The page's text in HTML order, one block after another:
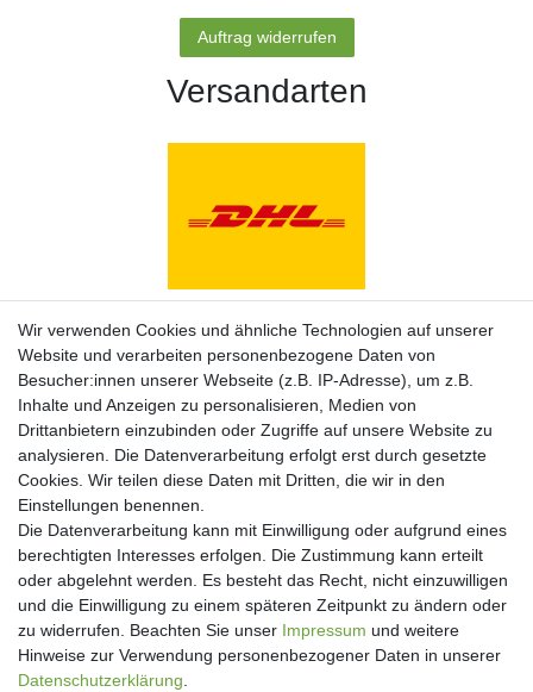
Auftrag widerrufen
Versandarten
Zahlungsarten
Newsletter
Newsletter
Wir verwenden Cookies und ähnliche Technologien auf unserer
Website und verarbeiten personenbezogene Daten von
Besucher:innen unserer Webseite (z.B. IP-Adresse), um z.B.
Inhalte und Anzeigen zu personalisieren, Medien von
Drittanbietern einzubinden oder Zugriffe auf unsere Website zu
analysieren. Die Datenverarbeitung erfolgt erst durch gesetzte
Cookies. Wir teilen diese Daten mit Dritten, die wir in den
Einstellungen benennen.
Die Datenverarbeitung kann mit Einwilligung oder aufgrund eines
berechtigten Interesses erfolgen. Die Zustimmung kann erteilt
oder abgelehnt werden. Es besteht das Recht, nicht einzuwilligen
und die Einwilligung zu einem späteren Zeitpunkt zu ändern oder
zu widerrufen. Beachten Sie unser Impressum und weitere
Hinweise zur Verwendung personenbezogener Daten in unserer
Daten­schutz­erklärung